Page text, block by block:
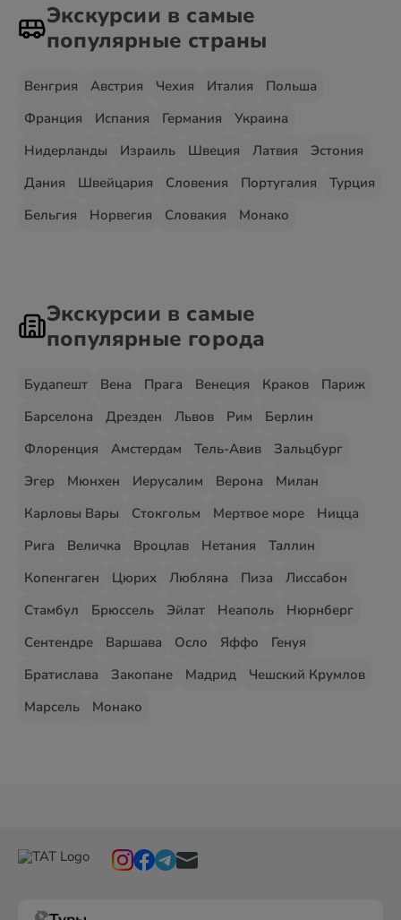
Экскурсии в самые
популярные страны
Венгрия Австрия Чехия Италия
Польша
Франция
Испания Германия
Украина
Нидерланды
Израиль Швеция Латвия
Эстония
Дания
Швейцария Словения Португалия
Турция
Бельгия
Норвегия Словакия Монако
Экскурсии в самые
популярные города
Будапешт Вена Прага Венеция Краков
Париж
Барселона
Дрезден Львов Рим
Берлин
Флоренция
Амстердам Тель-Авив
Зальцбург
Эгер
Мюнхен Иерусалим Верона
Милан
Карловы Вары
Стокгольм Мертвое море
Ницца
Рига
Величка Вроцлав Нетания
Таллин
Копенгаген
Цюрих Любляна Пиза
Лиссабон
Стамбул
Брюссель Эйлат Неаполь
Нюрнберг
Сентендре
Варшава Осло Яффо
Генуя
Братислава
Закопане Мадрид
Чешский Крумлов
Марсель
Монако